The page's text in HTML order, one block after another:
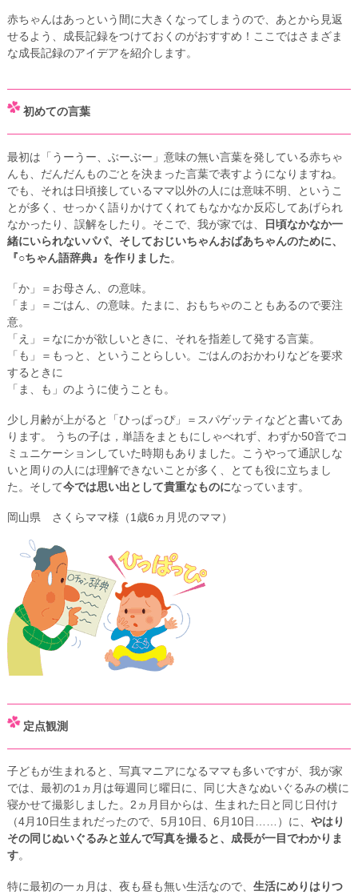
赤ちゃんはあっという間に大きくなってしまうので、あとから見返
せるよう、成長記録をつけておくのがおすすめ！ここではさまざま
な成長記録のアイデアを紹介します。
初めての言葉
最初は「うーうー、ぶーぶー」意味の無い言葉を発している赤ちゃ
んも、だんだんものごとを決まった言葉で表すようになりますね。
でも、それは日頃接しているママ以外の人には意味不明、というこ
とが多く、せっかく語りかけてくれてもなかなか反応してあげられ
なかったり、誤解をしたり。そこで、我が家では、
日頃なかなか一
緒にいられないパパ、そしておじいちゃんおばあちゃんのために、
『○ちゃん語辞典』を作りました。
「か」＝お母さん、の意味。
「ま」＝ごはん、の意味。たまに、おもちゃのこともあるので要注
意。
「え」＝なにかが欲しいときに、それを指差して発する言葉。
「も」＝もっと、ということらしい。ごはんのおかわりなどを要求
するときに
「ま、も」のように使うことも。
少し月齢が上がると「ひっぱっぴ」＝スパゲッティなどと書いてあ
ります。 うちの子は，単語をまともにしゃべれず、わずか50音でコ
ミュニケーションしていた時期もありました。こうやって通訳しな
いと周りの人には理解できないことが多く、とても役に立ちまし
た。そして今では思い出として貴重なものになっています。
岡山県 さくらママ様（1歳6ヵ月児のママ）
定点観測
子どもが生まれると、写真マニアになるママも多いですが、我が家
では、最初の1ヵ月は毎週同じ曜日に、同じ大きなぬいぐるみの横に
寝かせて撮影しました。2ヵ月目からは、生まれた日と同じ日付け
（4月10日生まれだったので、5月10日、6月10日……）に、 やはり
その同じぬいぐるみと並んで写真を撮ると、成長が一目でわかりま
す。
特に最初の一ヵ月は、夜も昼も無い生活なので、 生活にめりはりつ